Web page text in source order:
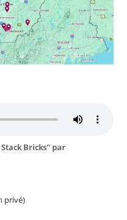
Bricks" par
privé)